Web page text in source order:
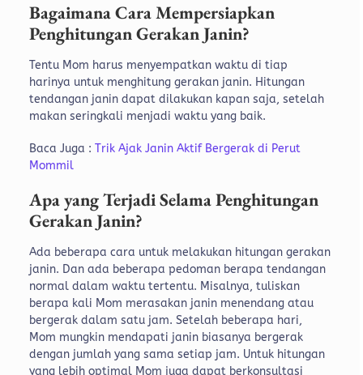
Bagaimana Cara Mempersiapkan
Penghitungan Gerakan Janin?
Tentu Mom harus menyempatkan waktu di tiap
harinya untuk menghitung gerakan janin. Hitungan
tendangan janin dapat dilakukan kapan saja, setelah
makan seringkali menjadi waktu yang baik.
Baca Juga : Trik Ajak Janin Aktif Bergerak di Perut
Mommil
Apa yang Terjadi Selama Penghitungan
Gerakan Janin?
Ada beberapa cara untuk melakukan hitungan gerakan
janin. Dan ada beberapa pedoman berapa tendangan
normal dalam waktu tertentu. Misalnya, tuliskan
berapa kali Mom merasakan janin menendang atau
bergerak dalam satu jam. Setelah beberapa hari,
Mom mungkin mendapati janin biasanya bergerak
dengan jumlah yang sama setiap jam. Untuk hitungan
yang lebih optimal Mom juga dapat berkonsultasi